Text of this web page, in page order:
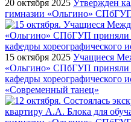
20 октября 2025 Утвержден
гимназии «Ольгино» СПбГУП
15 октября 2025 Учащиеся
«Ольгино» СПбГУП приняли
кафедры хореографического
«Современный танец»